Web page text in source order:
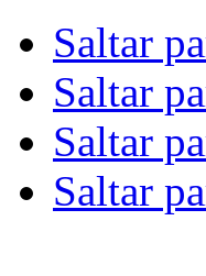
Saltar
Saltar
Saltar
Saltar